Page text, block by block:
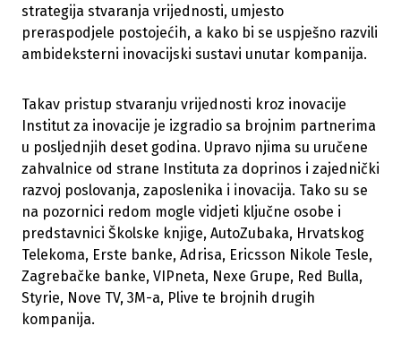
strategija stvaranja vrijednosti, umjesto
preraspodjele postojećih, a kako bi se uspješno razvili
ambideksterni inovacijski sustavi unutar kompanija.
Takav pristup stvaranju vrijednosti kroz inovacije
Institut za inovacije je izgradio sa brojnim partnerima
u posljednjih deset godina. Upravo njima su uručene
zahvalnice od strane Instituta za doprinos i zajednički
razvoj poslovanja, zaposlenika i inovacija. Tako su se
na pozornici redom mogle vidjeti ključne osobe i
predstavnici Školske knjige, AutoZubaka, Hrvatskog
Telekoma, Erste banke, Adrisa, Ericsson Nikole Tesle,
Zagrebačke banke, VIPneta, Nexe Grupe, Red Bulla,
Styrie, Nove TV, 3M-a, Plive te brojnih drugih
kompanija.